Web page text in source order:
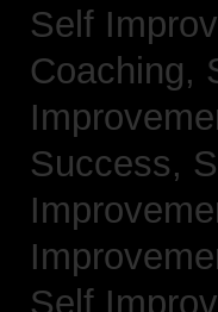
Self
Coaching,
Success,
Self